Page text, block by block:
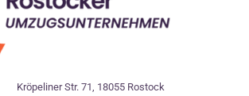
Kröpeliner Str. 71, 18055 Rostock